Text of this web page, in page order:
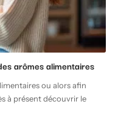
arômes alimentaires
ou alors afin
à présent découvrir le